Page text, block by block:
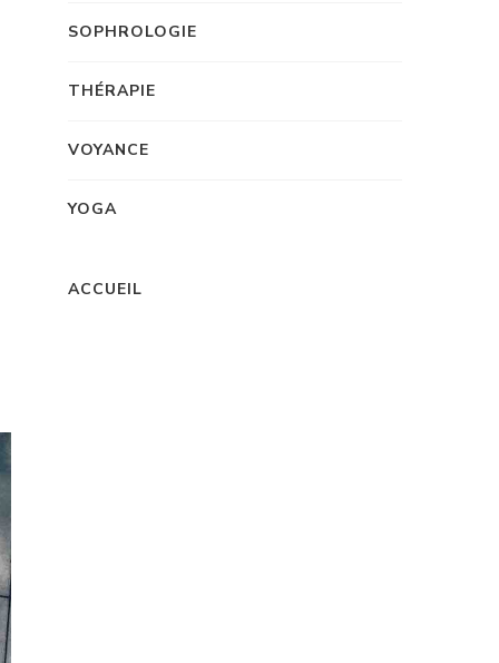
SOPHROLOGIE
THÉRAPIE
VOYANCE
YOGA
ACCUEIL